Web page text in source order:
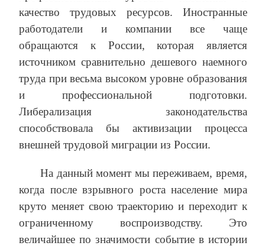
качество трудовых ресурсов. Иностранные
работодатели и компании все чаще
обращаются к России, которая является
источником сравнительно дешевого наемного
труда при весьма высоком уровне образования
и профессиональной подготовки.
Либерализация законодательства
способствовала бы активизации процесса
внешней трудовой миграции из России.
На данный момент мы переживаем, время,
когда после взрывного роста население мира
круто меняет свою траекторию и переходит к
ограниченному воспроизводству. Это
величайшее по значимости событие в истории